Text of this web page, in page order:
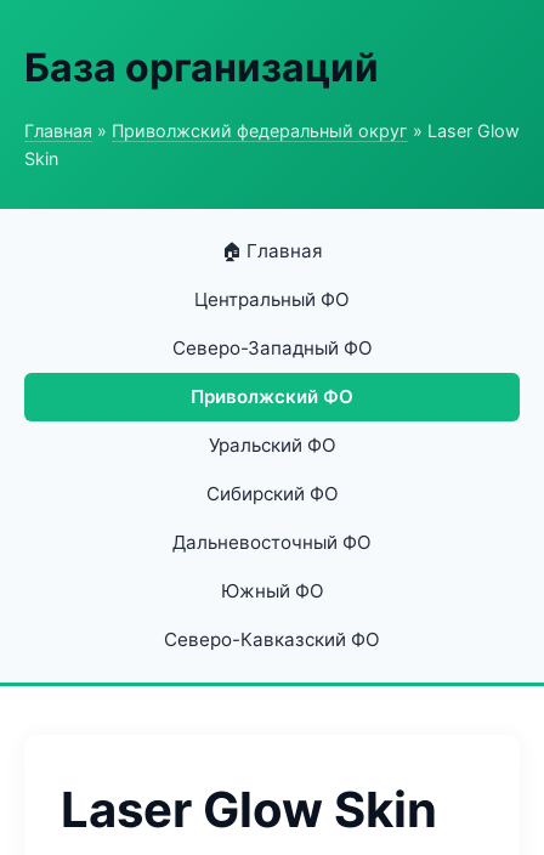
База организаций
Главная » Приволжский федеральный округ » Laser Glow
Skin
🏠 Главная
Центральный ФО
Северо-Западный ФО
Приволжский ФО
Уральский ФО
Сибирский ФО
Дальневосточный ФО
Южный ФО
Северо-Кавказский ФО
Laser Glow Skin